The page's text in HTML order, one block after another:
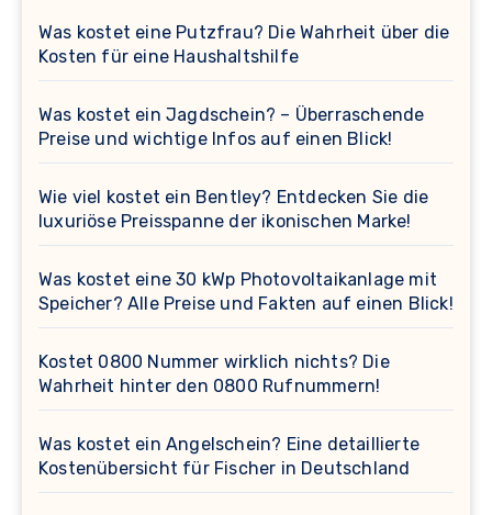
Was kostet eine Putzfrau? Die Wahrheit über die
Kosten für eine Haushaltshilfe
Was kostet ein Jagdschein? – Überraschende
Preise und wichtige Infos auf einen Blick!
Wie viel kostet ein Bentley? Entdecken Sie die
luxuriöse Preisspanne der ikonischen Marke!
Was kostet eine 30 kWp Photovoltaikanlage mit
Speicher? Alle Preise und Fakten auf einen Blick!
Kostet 0800 Nummer wirklich nichts? Die
Wahrheit hinter den 0800 Rufnummern!
Was kostet ein Angelschein? Eine detaillierte
Kostenübersicht für Fischer in Deutschland